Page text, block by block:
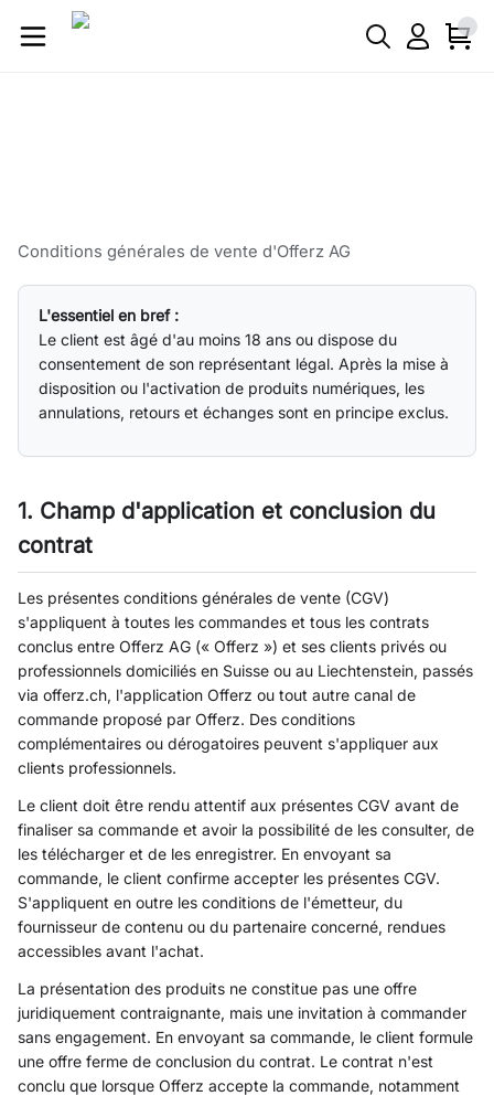
Conditions générales de vente d'Offerz AG
L'essentiel en bref :
Le client est âgé d'au moins 18 ans ou dispose du
consentement de son représentant légal. Après la mise à
disposition ou l'activation de produits numériques, les
annulations, retours et échanges sont en principe exclus.
1. Champ d'application et conclusion du
contrat
Les présentes conditions générales de vente (CGV)
s'appliquent à toutes les commandes et tous les contrats
conclus entre Offerz AG (« Offerz ») et ses clients privés ou
professionnels domiciliés en Suisse ou au Liechtenstein, passés
via offerz.ch, l'application Offerz ou tout autre canal de
commande proposé par Offerz. Des conditions
complémentaires ou dérogatoires peuvent s'appliquer aux
clients professionnels.
Le client doit être rendu attentif aux présentes CGV avant de
finaliser sa commande et avoir la possibilité de les consulter, de
les télécharger et de les enregistrer. En envoyant sa
commande, le client confirme accepter les présentes CGV.
S'appliquent en outre les conditions de l'émetteur, du
fournisseur de contenu ou du partenaire concerné, rendues
accessibles avant l'achat.
La présentation des produits ne constitue pas une offre
juridiquement contraignante, mais une invitation à commander
sans engagement. En envoyant sa commande, le client formule
une offre ferme de conclusion du contrat. Le contrat n'est
conclu que lorsque Offerz accepte la commande, notamment